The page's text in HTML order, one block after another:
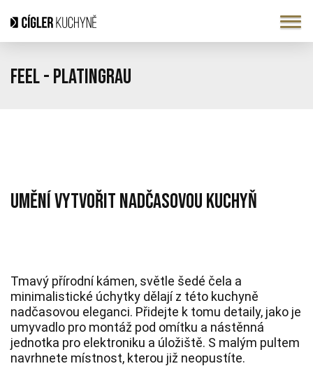
Feel - Platingrau
UMĚNÍ VYTVOŘIT NADČASOVOU KUCHYŇ
Tmavý přírodní kámen, světle šedé čela a
minimalistické úchytky dělají z této kuchyně
nadčasovou eleganci. Přidejte k tomu detaily, jako je
umyvadlo pro montáž pod omítku a nástěnná
jednotka pro elektroniku a úložiště. S malým pultem
navrhnete místnost, kterou již neopustíte.